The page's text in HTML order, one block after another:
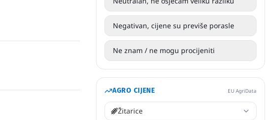
Negativan, cijene su previše porasle
Ne znam / ne mogu procijeniti
AGRO CIJENE EU AgriData
Žitarice